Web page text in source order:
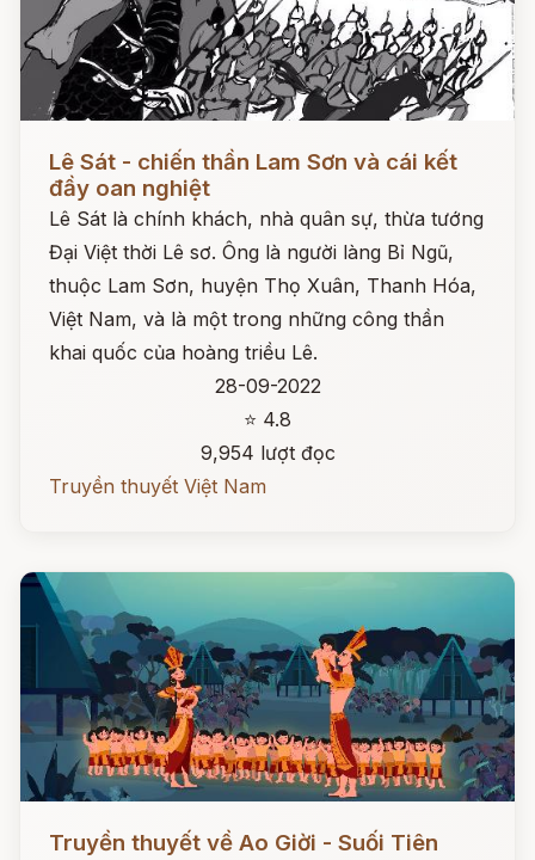
Lê Sát - chiến thần Lam Sơn và cái kết
đầy oan nghiệt
Lê Sát là chính khách, nhà quân sự, thừa tướng
Đại Việt thời Lê sơ. Ông là người làng Bỉ Ngũ,
thuộc Lam Sơn, huyện Thọ Xuân, Thanh Hóa,
Việt Nam, và là một trong những công thần
khai quốc của hoàng triều Lê.
28-09-2022
⭐ 4.8
9,954 lượt đọc
Truyền thuyết Việt Nam
Đọc ngay
Truyền thuyết về Ao Giời - Suối Tiên